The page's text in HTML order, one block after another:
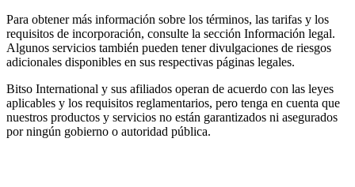
Para obtener más información sobre los términos, las tarifas y los
requisitos de incorporación, consulte la sección Información legal.
Algunos servicios también pueden tener divulgaciones de riesgos
adicionales disponibles en sus respectivas páginas legales.
Bitso International y sus afiliados operan de acuerdo con las leyes
aplicables y los requisitos reglamentarios, pero tenga en cuenta que
nuestros productos y servicios no están garantizados ni asegurados
por ningún gobierno o autoridad pública.